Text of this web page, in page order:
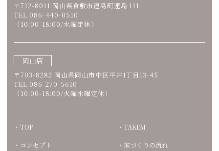
〒712-8011 岡山県倉敷市連島町連島 111
TEL.086-440-0510
（10:00-18:00/水曜定休）
岡山店
〒703-8282 岡山県岡山市中区平井1丁目13-45
TEL.086-270-5610
（10:00-18:00/火曜水曜定休）
TOP
コンセプト
TAKIBI
家づくりの流れ